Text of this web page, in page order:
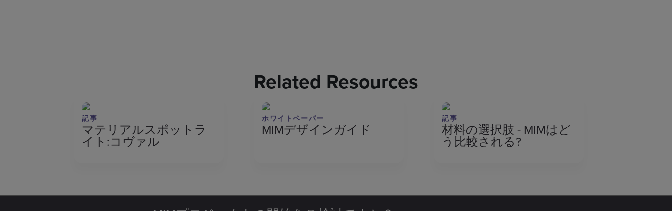
Related Resources
記事
マテリアルスポットラ
イト:コヴァル
ホワイトペーパー
MIMデザインガイド
記事
材料の選択肢 - MIMはど
う比較される?